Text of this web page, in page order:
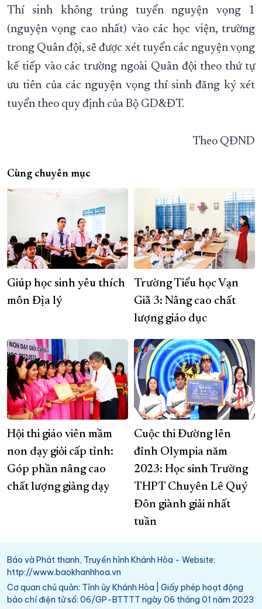
Thí sinh không trúng tuyển nguyện vọng 1
(nguyện vọng cao nhất) vào các học viện, trường
trong Quân đội, sẽ được xét tuyển các nguyện vọng
kế tiếp vào các trường ngoài Quân đội theo thứ tự
ưu tiên của các nguyện vọng thí sinh đăng ký xét
tuyển theo quy định của Bộ GD&ĐT.
Theo QĐND
Cùng chuyên mục
Giúp học sinh yêu thích
môn Địa lý
Trường Tiểu học Vạn
Giã 3: Nâng cao chất
lượng giáo dục
Hội thi giáo viên mầm
non dạy giỏi cấp tỉnh:
Góp phần nâng cao
chất lượng giảng dạy
Cuộc thi Đường lên
đỉnh Olympia năm
2023: Học sinh Trường
THPT Chuyên Lê Quý
Đôn giành giải nhất
tuần
Báo và Phát thanh, Truyền hình Khánh Hòa - Website:
http://www.baokhanhhoa.vn
Cơ quan chủ quản: Tỉnh ủy Khánh Hòa | Giấy phép hoạt động
báo chí điện tử số: 06/GP-BTTTT ngày 06 tháng 01 năm 2023